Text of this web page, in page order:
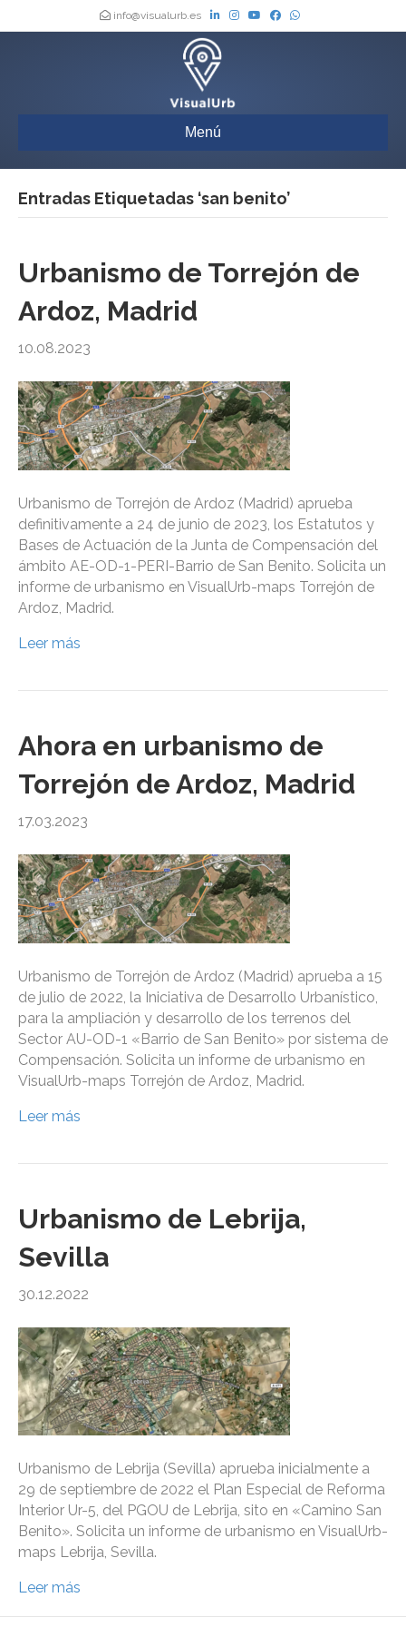
info@visualurb.es
Menú
Entradas Etiquetadas ‘san benito’
Urbanismo de Torrejón de
Ardoz, Madrid
10.08.2023
Urbanismo de Torrejón de Ardoz (Madrid) aprueba
definitivamente a 24 de junio de 2023, los Estatutos y
Bases de Actuación de la Junta de Compensación del
ámbito AE-OD-1-PERI-Barrio de San Benito. Solicita un
informe de urbanismo en VisualUrb-maps Torrejón de
Ardoz, Madrid.
Leer más
Ahora en urbanismo de
Torrejón de Ardoz, Madrid
17.03.2023
Urbanismo de Torrejón de Ardoz (Madrid) aprueba a 15
de julio de 2022, la Iniciativa de Desarrollo Urbanístico,
para la ampliación y desarrollo de los terrenos del
Sector AU-OD-1 «Barrio de San Benito» por sistema de
Compensación. Solicita un informe de urbanismo en
VisualUrb-maps Torrejón de Ardoz, Madrid.
Leer más
Urbanismo de Lebrija,
Sevilla
30.12.2022
Urbanismo de Lebrija (Sevilla) aprueba inicialmente a
29 de septiembre de 2022 el Plan Especial de Reforma
Interior Ur-5, del PGOU de Lebrija, sito en «Camino San
Benito». Solicita un informe de urbanismo en VisualUrb-
maps Lebrija, Sevilla.
Leer más